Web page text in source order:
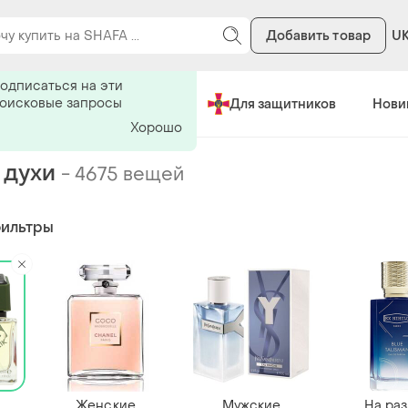
Добавить товар
Сделано в Украине Для защитников
-4675 вещей
на эти
запросы
Хорошо